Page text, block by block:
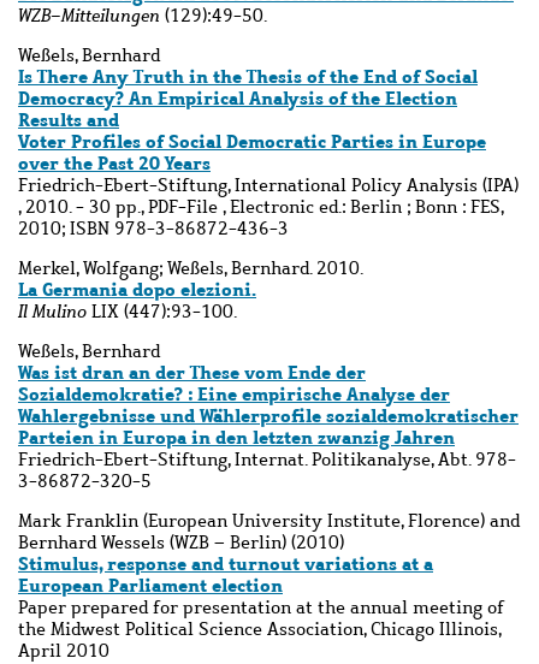
WZB-Mitteilungen (129):49-50.
Weßels, Bernhard
Is There Any Truth in the Thesis of the End of Social
Democracy? An Empirical Analysis of the Election
Results and
Voter Profiles of Social Democratic Parties in Europe
over the Past 20 Years
Friedrich-Ebert-Stiftung, International Policy Analysis (IPA)
, 2010. - 30 pp., PDF-File , Electronic ed.: Berlin ; Bonn : FES,
2010; ISBN 978-3-86872-436-3
Merkel, Wolfgang; Weßels, Bernhard. 2010.
La Germania dopo elezioni.
Il Mulino LIX (447):93-100.
Weßels, Bernhard
Was ist dran an der These vom Ende der
Sozialdemokratie? : Eine empirische Analyse der
Wahlergebnisse und Wählerprofile sozialdemokratischer
Parteien in Europa in den letzten zwanzig Jahren
Friedrich-Ebert-Stiftung, Internat. Politikanalyse, Abt. 978-
3-86872-320-5
Mark Franklin (European University Institute, Florence) and
Bernhard Wessels (WZB – Berlin) (2010)
Stimulus, response and turnout variations at a
European Parliament election
Paper prepared for presentation at the annual meeting of
the Midwest Political Science Association, Chicago Illinois,
April 2010